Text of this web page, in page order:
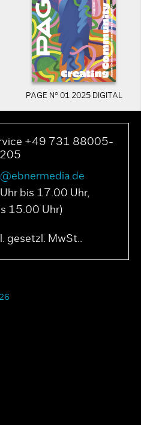
PAGE N° 01 2025 DIGITAL
+49 731 88005-
bis 17.00 Uhr,
15.00 Uhr)
gesetzl. MwSt..